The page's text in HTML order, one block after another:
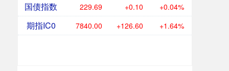
国债指数 229.69 +0.10 +0.04%
期指IC0 7840.00 +126.60 +1.64%